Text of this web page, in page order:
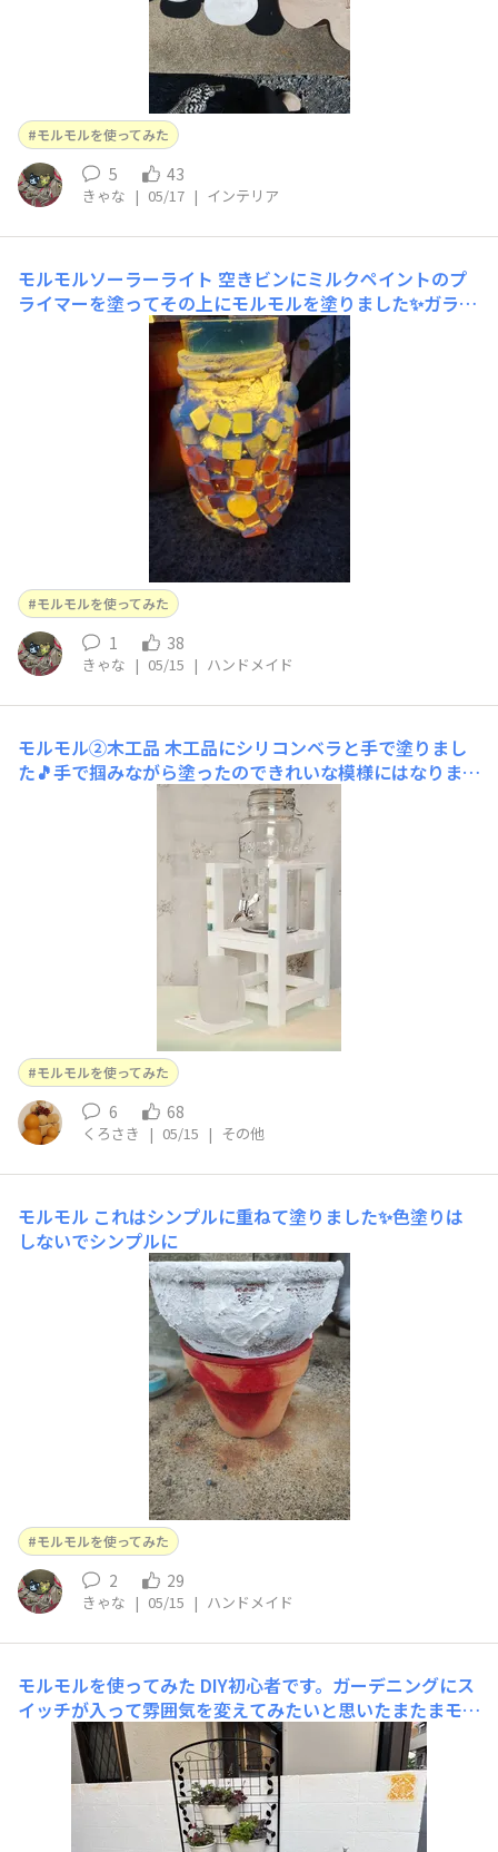
モルモルを使ってみた
5 43
きゃな | 05/17 | インテリア
モルモルソーラーライト 空きビンにミルクペイントのプ
ライマーを塗ってその上にモルモルを塗りました✨ガラス
タイルはその前に外用のボンドで貼り付けました✨瓶にソ
ーラーライトが入らず夜になったら裏返しして明るくなり
ます。もう少し大きい瓶で作りたかったなあ～
モルモルを使ってみた
1 38
きゃな | 05/15 | ハンドメイド
モルモル②木工品 木工品にシリコンベラと手で塗りまし
た🎵手で掴みながら塗ったのできれいな模様にはなりませ
んね😊最後に軽くヤスリかけました
モルモルを使ってみた
6 68
くろさき | 05/15 | その他
モルモル これはシンプルに重ねて塗りました✨色塗りは
しないでシンプルに
モルモルを使ってみた
2 29
きゃな | 05/15 | ハンドメイド
モルモルを使ってみた ​DIY初心者です。ガーデニングにス
イッチが入って雰囲気を変えてみたいと思いたまたまモル
タルで可愛い画像をみてやってみよう！と頭の中は毎日イ
メージトレーニング。まるでホイップクリームのようなフ
ワフワ感がまたたまらなくてどんどん作業が進みました。
まだ塀の境目がわかるので第一弾で今回の画像をみて重ね